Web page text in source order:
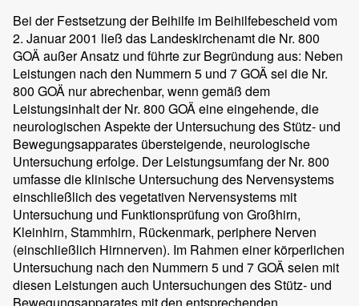
Bei der Festsetzung der Beihilfe im Beihilfebescheid vom
2. Januar 2001 ließ das Landeskirchenamt die Nr. 800
GOÄ außer Ansatz und führte zur Begründung aus: Neben
Leistungen nach den Nummern 5 und 7 GOÄ sei die Nr.
800 GOÄ nur abrechenbar, wenn gemäß dem
Leistungsinhalt der Nr. 800 GOÄ eine eingehende, die
neurologischen Aspekte der Untersuchung des Stütz- und
Bewegungsapparates übersteigende, neurologische
Untersuchung erfolge. Der Leistungsumfang der Nr. 800
umfasse die klinische Untersuchung des Nervensystems
einschließlich des vegetativen Nervensystems mit
Untersuchung und Funktionsprüfung von Großhirn,
Kleinhirn, Stammhirn, Rückenmark, periphere Nerven
(einschließlich Hirnnerven). Im Rahmen einer körperlichen
Untersuchung nach den Nummern 5 und 7 GOÄ seien mit
diesen Leistungen auch Untersuchungen des Stütz- und